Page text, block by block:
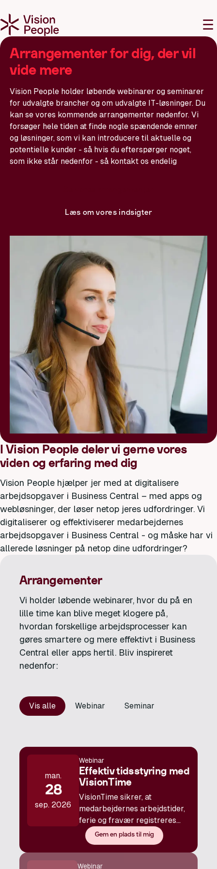
☰
Arrangementer for dig, der vil
vide mere
Vision People holder løbende webinarer og seminarer
for udvalgte brancher og om udvalgte IT-løsninger. Du
kan se vores kommende arrangementer nedenfor. Vi
forsøger hele tiden at finde nogle spændende emner
og løsninger, som vi kan introducere til aktuelle og
potentielle kunder - så hvis du efterspørger noget,
som ikke står nedenfor - så kontakt os endelig
Læs om vores indsigter
I Vision People deler vi gerne vores
viden og erfaring med dig
Vision People hjælper jer med at digitalisere
arbejdsopgaver i Business Central – med apps og
webløsninger, der løser netop jeres udfordringer. Vi
digitaliserer og effektiviserer medarbejdernes
arbejdsopgaver i Business Central - og måske har vi
allerede løsninger på netop dine udfordringer?
Arrangementer
Vi holder løbende webinarer, hvor du på en
lille time kan blive meget klogere på,
hvordan forskellige arbejdsprocesser kan
gøres smartere og mere effektivt i Business
Central eller apps hertil. Bliv inspireret
nedenfor:
Vis alle Webinar Seminar
man.
28
sep. 2026
Webinar
Effektiv tidsstyring med
VisionTime
VisionTime sikrer, at
medarbejdernes arbejdstider,
ferie og fravær registreres
nemt og præcist – uanset om
de bruger web eller mobilen.
Fuld integrereret med
Business Central
Gem en plads til mig
Webinar